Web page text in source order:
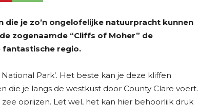
je zo’n ongelofelijke natuurpracht kunnen
zogenaamde “Cliffs of Moher” de
fantastische regio.
Park’. Het beste kan je deze kliffen
je langs de westkust door County Clare voert.
oprijzen. Let wel, het kan hier behoorlijk druk